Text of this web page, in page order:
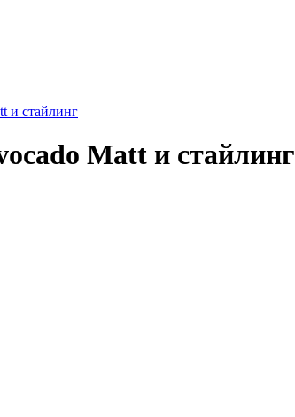
и стайлинг
Matt и стайлинг